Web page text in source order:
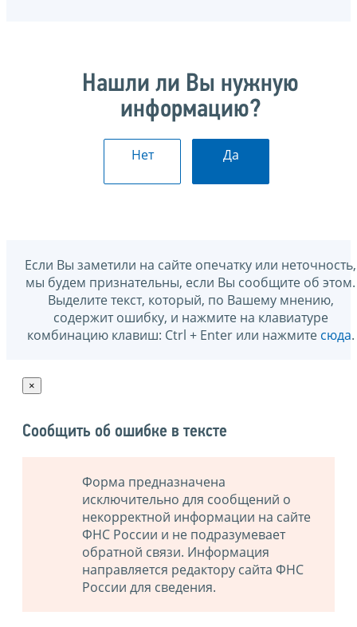
Нашли ли Вы нужную
информацию?
Нет Да
Если Вы заметили на сайте опечатку или неточность,
мы будем признательны, если Вы сообщите об этом.
Выделите текст, который, по Вашему мнению,
содержит ошибку, и нажмите на клавиатуре
комбинацию клавиш: Ctrl + Enter или нажмите сюда.
×
Сообщить об ошибке в тексте
Форма предназначена
исключительно для сообщений о
некорректной информации на сайте
ФНС России и не подразумевает
обратной связи. Информация
направляется редактору сайта ФНС
России для сведения.